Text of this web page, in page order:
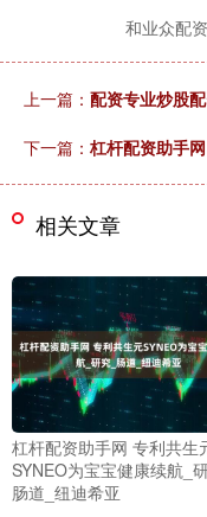
和业众配
上一篇： 配资专业炒股
下一篇： 杠杆配资助手
相关文章
杠杆配资助手网 专利共生
SYNEO为宝宝健康续航_研
肠道_纽迪希亚